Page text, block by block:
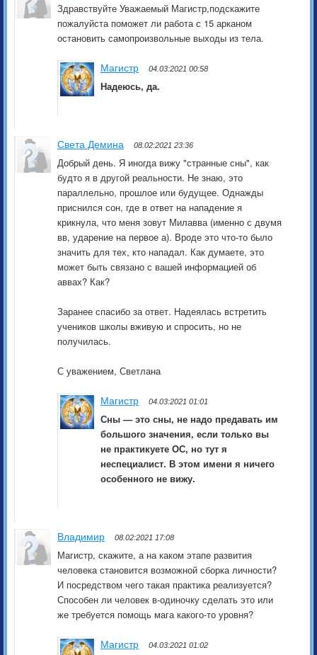
Здравствуйте Уважаемый Магистр,подскажите
пожалуйста поможет ли работа с 15 арканом
остановить самопроизвольные выходы из тела.
Магистр 04.03:2021 00:58
Надеюсь, да.
Света Демина 08.02:2021 23:36
Добрый день. Я иногда вижу "странные сны", как
будто я в другой реальности. Не знаю, это
параллельно, прошлое или будущее. Однажды
приснился сон, где в ответ на нападение я
крикнула, что меня зовут Милавва (именно с двумя
вв, ударение на первое а). Вроде это что-то было
значить для тех, кто нападал. Как думаете, это
может быть связано с вашей информацией об
аввах? Как?
Заранее спасибо за ответ. Надеялась встретить
учеников школы вживую и спросить, но не
получилась.
С уважением, Светлана
Магистр 04.03:2021 01:01
Сны — это сны, не надо предавать им
большого значения, если только вы
не практикуете ОС, но тут я
неспециалист. В этом имени я ничего
особенного не вижу.
Владимир 08.02:2021 17:08
Магистр, скажите, а на каком этапе развития
человека становится возможной сборка личности?
И посредством чего такая практика реализуется?
Способен ли человек в-одиночку сделать это или
же требуется помощь мага какого-то уровня?
Магистр 04.03:2021 01:02